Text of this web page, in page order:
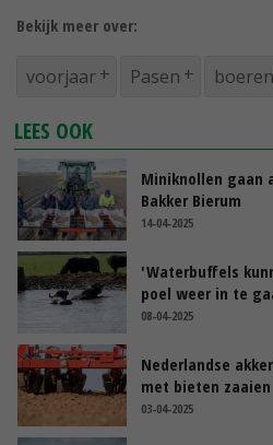
Bekijk meer over:
voorjaar Pasen
LEES OOK
Miniknollen gaan
Bakker Bierum
14-04-2025
'Waterbuffels
poel weer in te
08-04-2025
Nederlandse
met bieten zaaien
03-04-2025